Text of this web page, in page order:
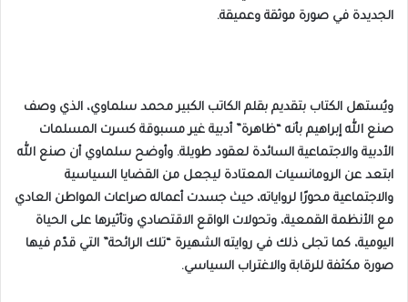
الجديدة في صورة موثقة وعميقة.
ويُستهل الكتاب بتقديم بقلم الكاتب الكبير محمد سلماوي، الذي وصف
صنع الله إبراهيم بأنه “ظاهرة” أدبية غير مسبوقة كسرت المسلمات
الأدبية والاجتماعية السائدة لعقود طويلة. وأوضح سلماوي أن صنع الله
ابتعد عن الرومانسيات المعتادة ليجعل من القضايا السياسية
والاجتماعية محورًا لرواياته، حيث جسدت أعماله صراعات المواطن العادي
مع الأنظمة القمعية، وتحولات الواقع الاقتصادي وتأثيرها على الحياة
اليومية، كما تجلى ذلك في روايته الشهيرة “تلك الرائحة” التي قدّم فيها
صورة مكثفة للرقابة والاغتراب السياسي.